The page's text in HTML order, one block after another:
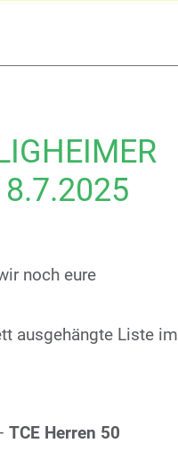
noch eure
ausgehängte Liste im
TCE Herren 50